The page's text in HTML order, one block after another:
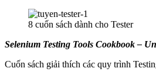
8 cuốn sách dành cho Tester
Selenium Testing Tools Cookbook –
Cuốn sách giải thích các quy trình